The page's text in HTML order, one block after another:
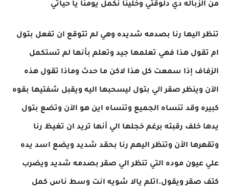
من الزباله دي دلوقتي وخلينا نكمل يومنا يا حياتي
تنظر اليها رنا بصدمه شديده وهي لم تتوقع ان تفعل بتول
ام تقول هذا فهي تعلمها جيد وتعلم بأنها لم تستكمل
الزفاف إذا سمعت كل هذا لاكن ما حدث وماذا تقول هذه
الآن وينظر صقر الي بتول ليسحبها اليه ويقبل شفتيها بقوه
كبيره وقد تنساه الجميع وتنساه اين هو الآن وتضع بتول
يدها خلف رقبته برغم خجلها الي أنها تريد ان تغيظ رنا
وتقهرها الأن وتنظر اليهم رنا بحقد شديد ويضع اسد يده
علي عيون موده التي تنظر الي صقر بصدمه شديد ويضرب
كتف صقر ويقول.اتلم يالا شويه انت وسط ناس كمل